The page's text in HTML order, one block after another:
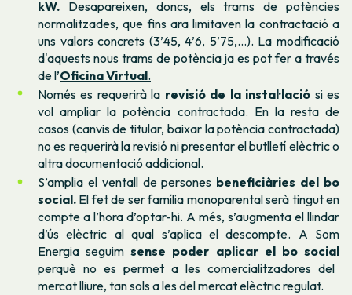
kW. Desapareixen, doncs, els trams de potències
normalitzades, que fins ara limitaven la contractació a
uns valors concrets (3’45, 4’6, 5’75,...). La modificació
d'aquests nous trams de potència ja es pot fer a través
de l’Oficina Virtual.
Només es requerirà la revisió de la instal·lació si es
vol ampliar la potència contractada. En la resta de
casos (canvis de titular, baixar la potència contractada)
no es requerirà la revisió ni presentar el butlletí elèctric o
altra documentació addicional.
S’amplia el ventall de persones beneficiàries del bo
social. El fet de ser família monoparental serà tingut en
compte a l’hora d’optar-hi. A més, s’augmenta el llindar
d’ús elèctric al qual s’aplica el descompte. A Som
Energia seguimsense poder aplicar el bo social
perquè no es permet a les comercialitzadores del
mercat lliure, tan sols a les del mercat elèctric regulat.